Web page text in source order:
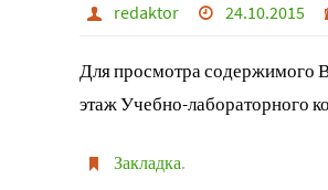
redaktor 24.10.2015
Для просмотра содержимого
этаж Учебно-лабораторного
Закладка.